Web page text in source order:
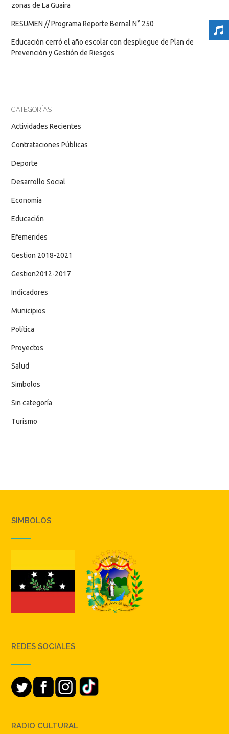
zonas de La Guaira
RESUMEN // Programa Reporte Bernal N° 250
Educación cerró el año escolar con despliegue de Plan de
Prevención y Gestión de Riesgos
CATEGORÍAS
Actividades Recientes
Contrataciones Públicas
Deporte
Desarrollo Social
Economía
Educación
Efemerides
Gestion 2018-2021
Gestion2012-2017
Indicadores
Municipios
Política
Proyectos
Salud
Simbolos
Sin categoría
Turismo
SIMBOLOS
REDES SOCIALES
RADIO CULTURAL